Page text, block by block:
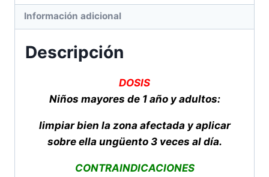
Información adicional
Descripción
DOSIS
Niños mayores de 1 año y adultos:
limpiar bien la zona afectada y aplicar
sobre ella ungüento 3 veces al día.
CONTRAINDICACIONES